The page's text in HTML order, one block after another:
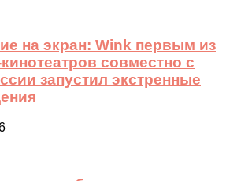
на экран: Wink первым из
совместно с
запустил экстренные